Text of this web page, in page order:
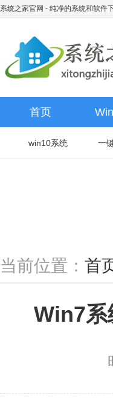
系统之家官网 - 纯净的系统和软件
首页
win10系统 一
当前位置： 首
Win7系